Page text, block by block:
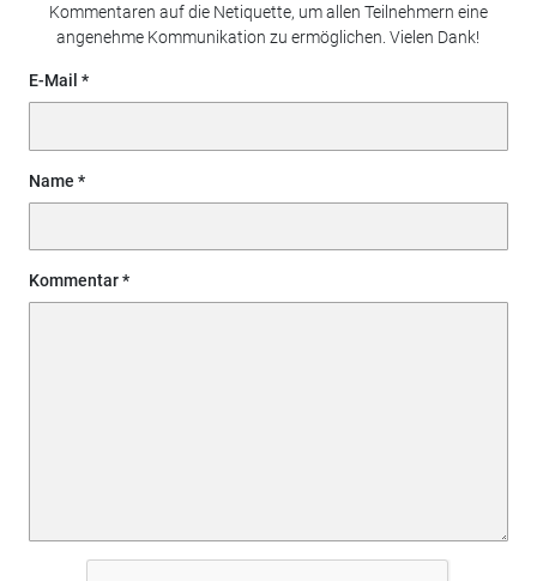
Kommentaren auf die Netiquette, um allen Teilnehmern eine
angenehme Kommunikation zu ermöglichen. Vielen Dank!
E-Mail
Name
Kommentar